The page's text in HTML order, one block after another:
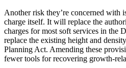
Another risk they’re concerned with
charge itself. It will replace the
charges for most soft services in the
replace the existing height and
Planning Act. Amending these
fewer tools for recovering growth-